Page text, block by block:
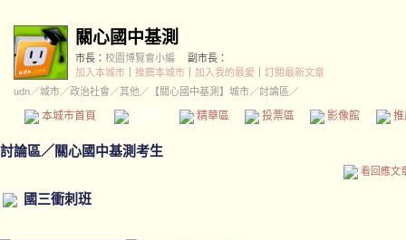
關心國中基測
市長： 校園博覽會小編
副市長：
加入本城市
推薦本城市 加入我的最愛
訂閱最新文章
udn／城市／政治社會 ／其他 ／ 【關心國中基測】城市／討論區／
本城市首頁 精華區 投票區 影像館
討論區／ 關心國中基測考生
看回應文
國三衝刺班